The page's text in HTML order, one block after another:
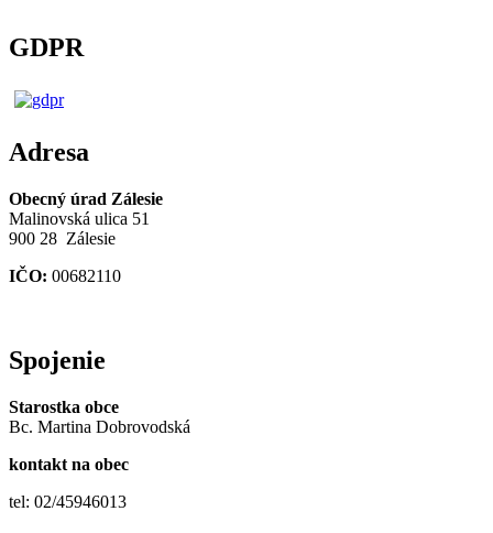
GDPR
Adresa
Obecný úrad Zálesie
Malinovská ulica 51
900 28 Zálesie
IČO: 00682110
Spojenie
Starostka obce
Bc. Martina Dobrovodská
kontakt na obec
tel: 02/45946013